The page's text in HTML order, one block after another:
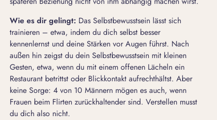
Wie es dir gelingt: Das Selbstbewusstsein lässt sich
trainieren – etwa, indem du dich selbst besser
kennenlernst und deine Stärken vor Augen führst. Nach
außen hin zeigst du dein Selbstbewusstsein mit kleinen
Gesten, etwa, wenn du mit einem offenen Lächeln ein
Restaurant betrittst oder Blickkontakt aufrechthältst. Aber
keine Sorge: 4 von 10 Männern mögen es auch, wenn
Frauen beim Flirten zurückhaltender sind. Verstellen musst
du dich also nicht.